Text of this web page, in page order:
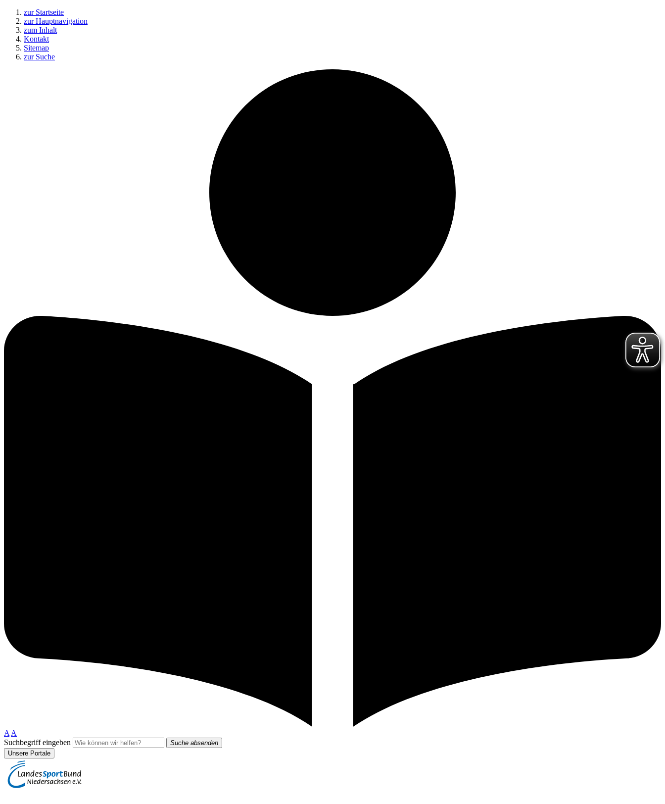
zur Startseite
zur Hauptnavigation
zum Inhalt
Kontakt
Sitemap
zur Suche
A A
Suchbegriff eingeben
Suche absenden
Unsere Portale